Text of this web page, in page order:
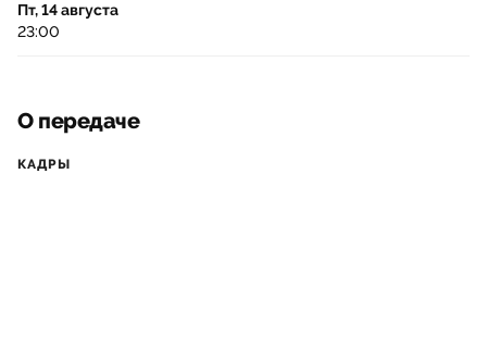
Пт, 14 августа
23:00
О передаче
КАДРЫ